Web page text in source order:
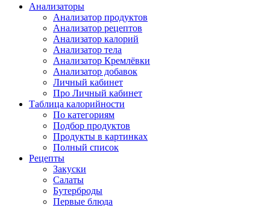
Анализаторы
Анализатор продуктов
Анализатор рецептов
Анализатор калорий
Анализатор тела
Анализатор Кремлёвки
Анализатор добавок
Личный кабинет
Про Личный кабинет
Таблица калорийности
По категориям
Подбор продуктов
Продукты в картинках
Полный список
Рецепты
Закуски
Салаты
Бутерброды
Первые блюда